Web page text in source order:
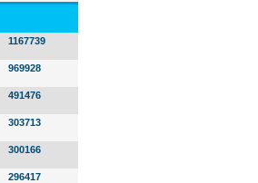
1167739
969928
491476
303713
300166
296417